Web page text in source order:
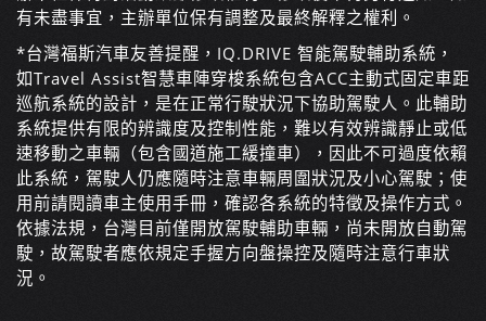
有未盡事宜，主辦單位保有調整及最終解釋之權利。
*台灣福斯汽車友善提醒，IQ.DRIVE 智能駕駛輔助系統，
如Travel Assist智慧車陣穿梭系統包含ACC主動式固定車距
巡航系統的設計，是在正常行駛狀況下協助駕駛人。此輔助
系統提供有限的辨識度及控制性能，難以有效辨識靜止或低
速移動之車輛（包含國道施工緩撞車），因此不可過度依賴
此系統，駕駛人仍應隨時注意車輛周圍狀況及小心駕駛；使
用前請閱讀車主使用手冊，確認各系統的特徵及操作方式。
依據法規，台灣目前僅開放駕駛輔助車輛，尚未開放自動駕
駛，故駕駛者應依規定手握方向盤操控及隨時注意行車狀
況。